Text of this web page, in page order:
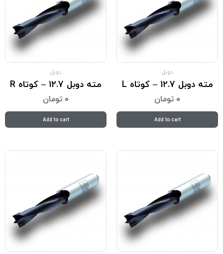
دوبل
مته دوبل 12.7 – کوتاه L
0 تومان
Add to cart
دوبل
مته دوبل 12.7 – کوتاه R
0 تومان
Add to cart